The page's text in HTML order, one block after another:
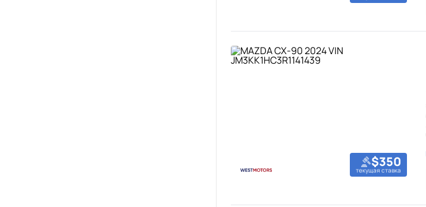
$350
текущая ставка